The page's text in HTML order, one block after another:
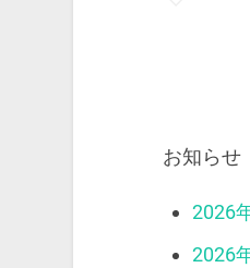
お知らせ
2026
2026